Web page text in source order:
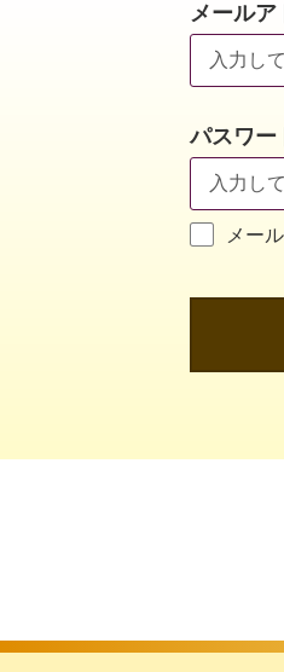
メールア
パスワー
メー